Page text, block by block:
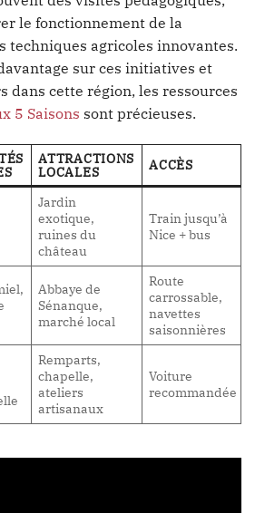
le fonctionnement de la
techniques agricoles innovantes.
sur ces initiatives et
dans cette région, les ressources
5 Saisons sont précieuses.
ATTRACTIONS
LOCALES ACCÈS
Jardin
exotique,
ruines du
château
Train jusqu’à
Nice + bus
Abbaye de
Sénanque,
marché local
Route
carrossable,
navettes
saisonnières
Remparts,
chapelle,
ateliers
artisanaux
Voiture
recommandée